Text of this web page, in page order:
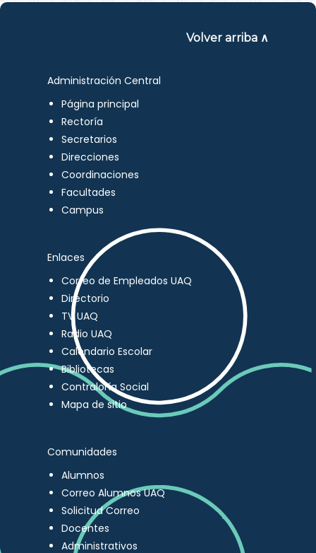
Volver arriba ∧
Administración Central
Página principal
Rectoría
Secretarios
Direcciones
Coordinaciones
Facultades
Campus
Enlaces
Correo de Empleados UAQ
Directorio
TV UAQ
Radio UAQ
Calendario Escolar
Bibliotecas
Contraloría Social
Mapa de sitio
Comunidades
Alumnos
Correo Alumnos UAQ
Solicitud Correo
Docentes
Administrativos